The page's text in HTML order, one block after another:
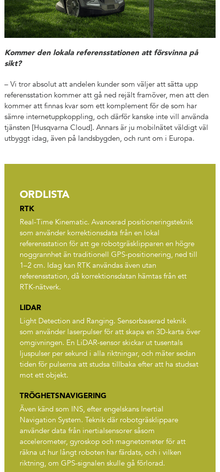
Kommer den lokala referensstationen att försvinna på
sikt?
– Vi tror absolut att andelen kunder som väljer att sätta upp
referensstation kommer att gå ned rejält framöver, men att den
kommer att finnas kvar som ett komplement för de som har
sämre internetuppkoppling, och därför kanske inte vill använda
tjänsten [Husqvarna Cloud]. Annars är ju mobilnätet väldigt väl
utbyggt idag, även på landsbygden, och runt om i Europa.
ORDLISTA
RTK
Real-Time Kinematic. Avancerad positioneringsteknik
som använder korrektionsdata från en lokal
referensstation för att ge robotgräsklipparen en högre
noggrannhet än traditionell GPS-positionering, ned till
1–2 cm. Idag kan RTK användas även utan
referensstation, då korrektionsdatan hämtas från ett
RTK-nätverk.
LIDAR
Light Detection and Ranging. Sensorbaserad teknik
som använder laserpulser för att skapa en 3D-karta över
omgivningen. En LiDAR-sensor skickar ut tusentals
ljuspulser per sekund i alla riktningar, och mäter sedan
tiden för pulserna att studsa tillbaka efter att ha studsat
mot ett objekt.
TRÖGHETSNAVIGERING
Även känd som INS, efter engelskans Inertial
Navigation System. Teknik där robotgräsklippare
använder data från inertialsensorer såsom
accelerometer, gyroskop och magnetometer för att
räkna ut hur långt roboten har färdats, och i vilken
riktning, om GPS-signalen skulle gå förlorad.